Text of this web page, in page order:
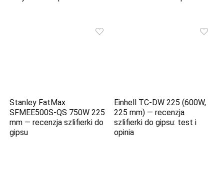
Stanley FatMax
SFMEE500S-QS 750W 225
mm — recenzja szlifierki do
gipsu
Einhell TC-DW 225 (600W,
225 mm) — recenzja
szlifierki do gipsu: test i
opinia